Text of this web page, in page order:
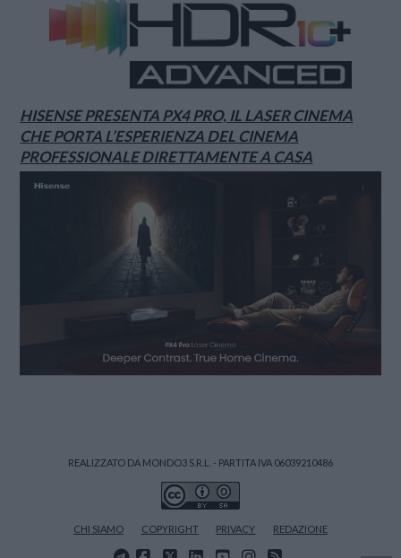
HISENSE PRESENTA PX4 PRO, IL LASER CINEMA
CHE PORTA L’ESPERIENZA DEL CINEMA
PROFESSIONALE DIRETTAMENTE A CASA
REALIZZATO DA MONDO3 S.R.L. - PARTITA IVA 06039210486
CHI SIAMO COPYRIGHT PRIVACY REDAZIONE